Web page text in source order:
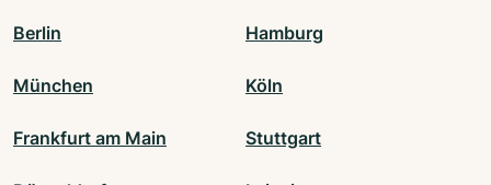
Berlin Hamburg
München Köln
Frankfurt am Main Stuttgart